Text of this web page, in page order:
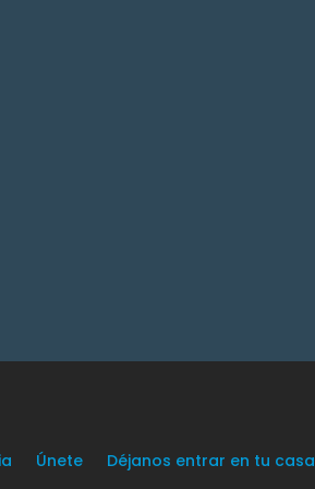
Únete
Déjanos entrar en tu casa